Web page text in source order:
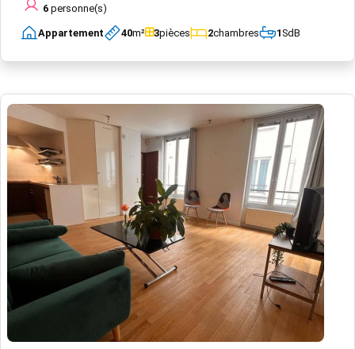
6 personne(s)
Appartement 40m² 3pièces 2chambres 1SdB